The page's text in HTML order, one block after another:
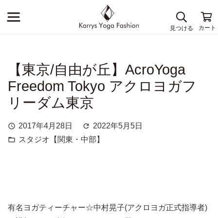
【東京/自由が丘】AcroYoga
Freedom Tokyo アクロヨガフ
リーダム東京
schedule 2017年4月28日 refresh 2022年5月5日
folder_open スタジオ【関東・中部】
有名ヨガティーチャー☆中村晃子(アクロヨガ正式指導者)